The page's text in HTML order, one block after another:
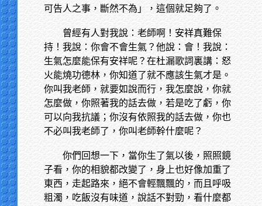
可告人之事，斷然不為」，這個就足夠了。
曾經有人對我說：老師啊！安祥真難保
持！我說：你會不會生氣？他說：會！我說：
生氣怎麼能保有安祥呢？在杜漏歌詞裏講：怒
火能燒功德林，你知道了就不應該生氣才是。
你叫我老師，就要如說而行，我怎麼說，你就
怎麼做，你照著我的話去做，若是吃了虧，你
可以向我抗議；你沒有依照我的話去做，你也
不必叫我老師了，你叫老師幹什麼呢？
你們回想一下，當你生了氣以後，照照鏡
子看，你的相貌都改變了，身上也好像加重了
東西，走起路來，絕不會輕飄飄的，而且呼吸
粗濁，吃飯沒有味道，說話不對勁，看什麼都